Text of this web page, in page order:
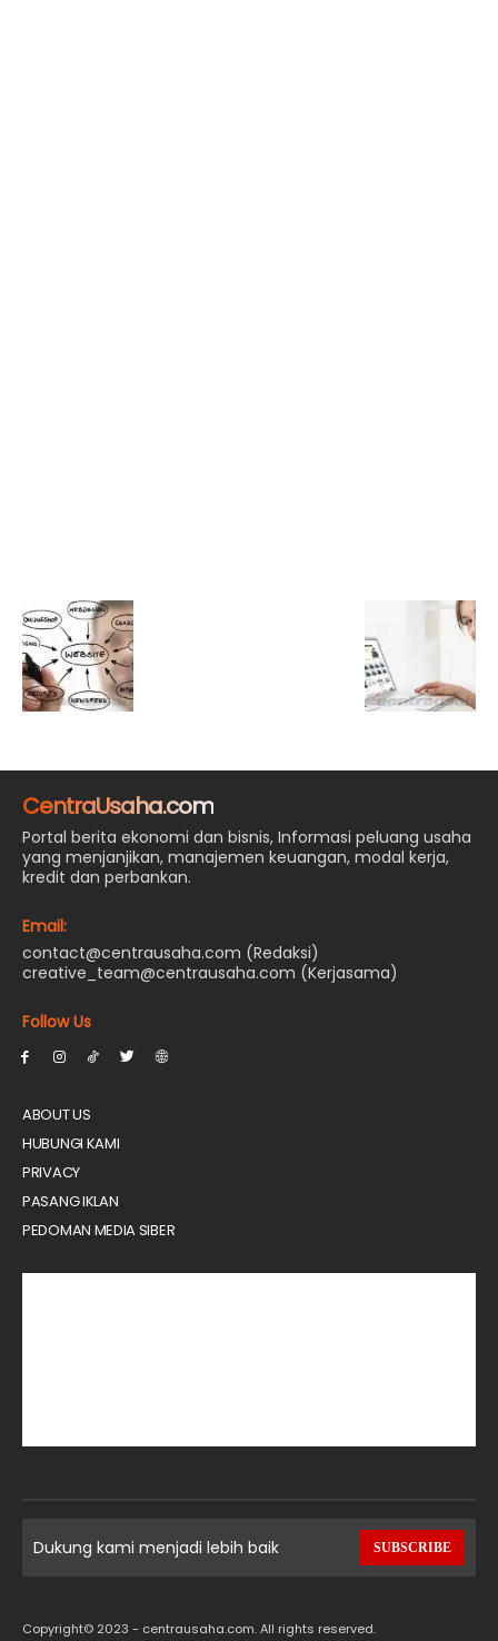
CentraUsaha.com
Portal berita ekonomi dan bisnis, Informasi peluang usaha
yang menjanjikan, manajemen keuangan, modal kerja,
kredit dan perbankan.
Email:
contact@centrausaha.com (Redaksi)
creative_team@centrausaha.com (Kerjasama)
Follow Us
ABOUT US
HUBUNGI KAMI
PRIVACY
PASANG IKLAN
PEDOMAN MEDIA SIBER
Dukung kami menjadi lebih baik SUBSCRIBE
Copyright© 2023 - centrausaha.com. All rights reserved.